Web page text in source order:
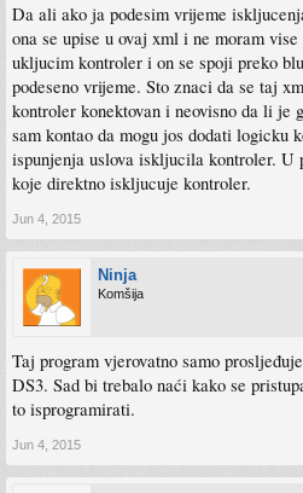
Da ali ako ja podesim vrijeme
ona se upise u ovaj xml i ne moram
ukljucim kontroler i on se spoji preko
podeseno vrijeme. Sto znaci da se taj
kontroler konektovan i neovisno da li je
sam kontao da mogu jos dodati logicku
ispunjenja uslova iskljucila kontroler. U
koje direktno iskljucuje kontroler.
Jun 4, 2015
Ninja
Komšija
Taj program vjerovatno samo
DS3. Sad bi trebalo naći kako se
to isprogramirati.
Jun 4, 2015